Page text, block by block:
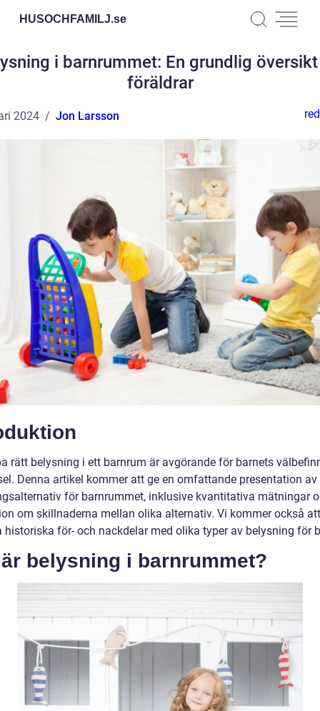
HUSOCHFAMILJ.se
i barnrummet: En grundlig
föräldrar
2024 Jon Larsson
rätt belysning i ett barnrum är avgörande för barnets
Denna artikel kommer att ge en omfattande presentation
för barnrummet, inklusive kvantitativa mätningar
om skillnaderna mellan olika alternativ. Vi kommer också att
historiska för- och nackdelar med olika typer av belysning för
belysning i barnrummet?